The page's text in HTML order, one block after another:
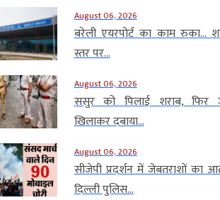
August 06, 2026
बरेली एयरपोर्ट का काम रुका…
स्तर पर...
August 06, 2026
ससुर को पिलाई शराब, फिर
खिलाकर दबाया...
August 06, 2026
सीजेपी प्रदर्शन में जेबतराशों का
दिल्ली पुलिस...